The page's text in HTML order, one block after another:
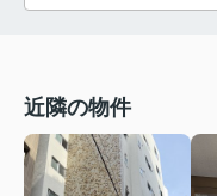
近隣の物件